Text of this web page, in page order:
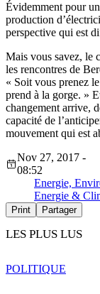
Évidemment pour
production
perspective qui est
Mais vous savez, le
les rencontres de
« Soit vous prenez
prend à la gorge. »
changement arrive,
capacité de
mouvement qui est
Nov 27, 2017 -
08:52
Energie,
Energie &
Print Partager
LES PLUS LUS
POLITIQUE